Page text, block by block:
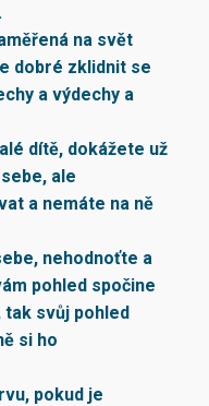
na svět
dobré zklidnit se
a výdechy a
dítě, dokážete už
ale
a nemáte na ně
nehodnoťte a
pohled spočine
tak svůj pohled
si ho
pokud je